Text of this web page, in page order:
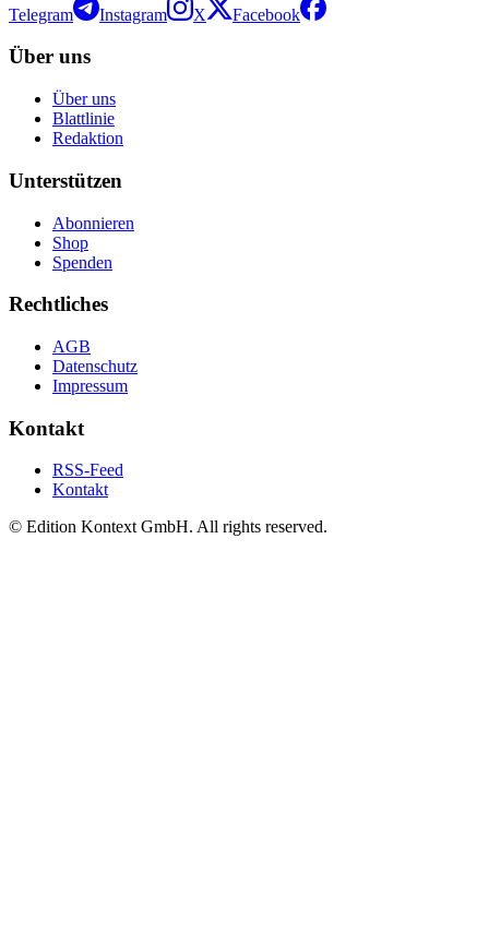
Telegram Instagram X Facebook
Über uns
Über uns
Blattlinie
Redaktion
Unterstützen
Abonnieren
Shop
Spenden
Rechtliches
AGB
Datenschutz
Impressum
Kontakt
RSS-Feed
Kontakt
© Edition Kontext GmbH. All rights reserved.